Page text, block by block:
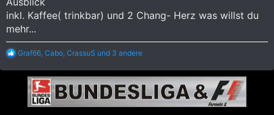
inkl. Kaffee( trinkbar) und 2 Chang- Herz was willst du
mehr...
R
a
Graf66 Cabo CrassuS und 3 andere